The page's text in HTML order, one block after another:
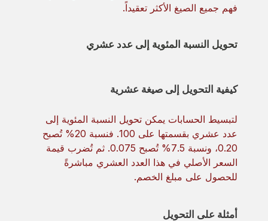
فهم جميع الصيغ الأكثر تعقيداً.
تحويل النسبة المئوية إلى عدد عشري
كيفية التحويل إلى صيغة عشرية
لتبسيط الحسابات يمكن تحويل النسبة المئوية إلى
عدد عشري بقسمتها على 100. فنسبة 20% تُصبح
0.20، ونسبة 7.5% تُصبح 0.075. ثم تُضرب قيمة
السعر الأصلي في هذا العدد العشري مباشرةً
للحصول على مبلغ الخصم.
أمثلة على التحويل